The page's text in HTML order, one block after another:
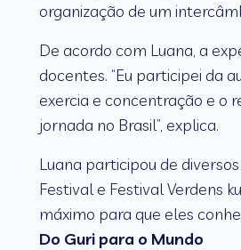
organização de um
De acordo com Luana, a
docentes. “Eu participei da
exercia e concentração e o
jornada no Brasil”, explica.
Luana participou de
Festival e Festival Verdens
máximo para que eles
Do Guri para o Mundo